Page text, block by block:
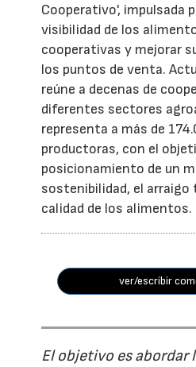
Cooperativo', impulsada
visibilidad de los
cooperativas y mejorar
los puntos de venta.
reúne a decenas de
diferentes sectores
representa a más de
productoras, con el
posicionamiento de un
sostenibilidad, el
calidad de los alimentos.
ver/escribir
El objetivo es abordar